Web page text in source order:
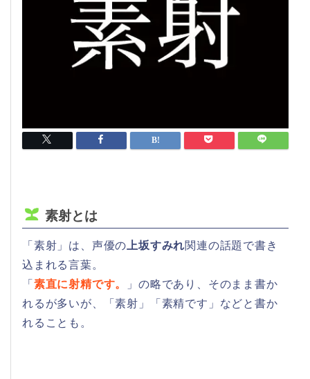
素射とは
「素射」は、声優の 上坂すみれ関連の話題で書き
込まれる言葉。
「 素直に射精です。
」の略であり、そのまま書か
れるが多いが、「素射」「素精です」などと書か
れることも。